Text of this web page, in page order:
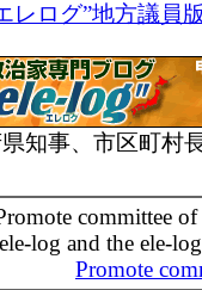
レログ”地方議員
知事、市区町村
committee
ele-log and the ele-
Promote